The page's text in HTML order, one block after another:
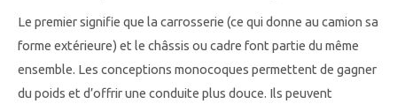
Le premier signifie que la carrosserie (ce qui donne au camion sa
forme extérieure) et le châssis ou cadre font partie du même
ensemble. Les conceptions monocoques permettent de gagner
du poids et d’offrir une conduite plus douce. Ils peuvent